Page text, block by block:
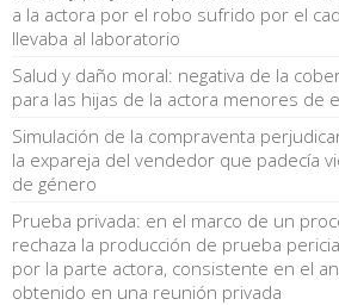
a la actora por el robo sufrido por el
llevaba al laboratorio
Salud y daño moral: negativa de la
para las hijas de la actora menores de
Simulación de la compraventa
la expareja del vendedor que padecía
de género
Prueba privada: en el marco de un
rechaza la producción de prueba
por la parte actora, consistente en el
obtenido en una reunión privada